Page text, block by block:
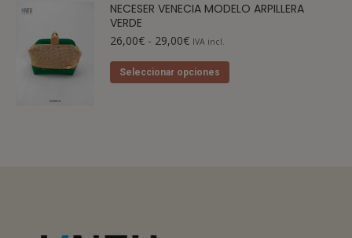
NECESER VENECIA MODELO ARPILLERA
VERDE
26,00€ - 29,00€ IVA incl.
Seleccionar opciones